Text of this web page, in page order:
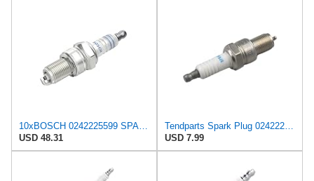
10xBOSCH 0242225599 SPARK PLUG
USD 48.31
Tendparts Spark Plug 0242225599 Compatible with Bosch Compatible with Aro Compatible with Bentley
USD 7.99